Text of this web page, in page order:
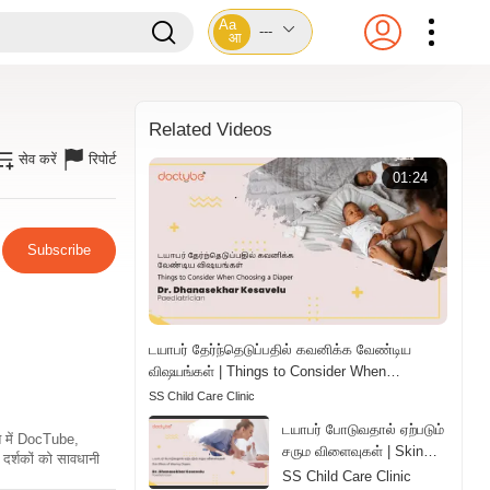
Aa
आ
---
सेव करें रिपोर्ट
Subscribe
में DocTube,
को सावधानी
Related Videos
01:24
டயாபர் தேர்ந்தெடுப்பதில் கவனிக்க வேண்டிய
விஷயங்கள் | Things to Consider When
Choosing a Diaper | Tamil
SS Child Care Clinic
டயாபர் போடுவதால் ஏற்படும்
சரும விளைவுகள் | Skin
Effects of Wearing
SS Child Care Clinic